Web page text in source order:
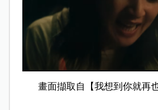
畫面擷取自【我想到你就再